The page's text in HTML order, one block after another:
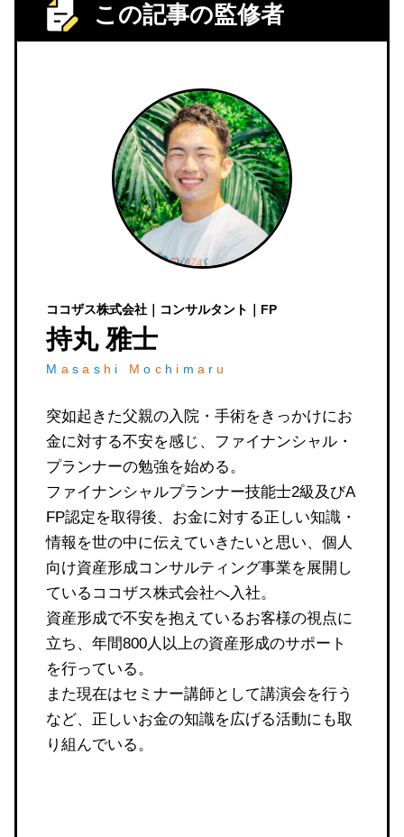
この記事の監修者
ココザス株式会社｜コンサルタント｜FP
持丸 雅士
M asa s h i Mo c h i m a r u
突如起きた父親の入院・手術をきっかけにお
金に対する不安を感じ、ファイナンシャル・
プランナーの勉強を始める。
ファイナンシャルプランナー技能士2級及びA
FP認定を取得後、お金に対する正しい知識・
情報を世の中に伝えていきたいと思い、個人
向け資産形成コンサルティング事業を展開し
ているココザス株式会社へ入社。
資産形成で不安を抱えているお客様の視点に
立ち、年間800人以上の資産形成のサポート
を行っている。
また現在はセミナー講師として講演会を行う
など、正しいお金の知識を広げる活動にも取
り組んでいる。